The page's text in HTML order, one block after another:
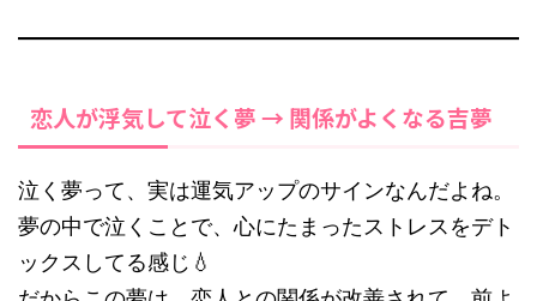
恋人が浮気して泣く夢 → 関係がよくなる吉夢
泣く夢って、実は運気アップのサインなんだよね。
夢の中で泣くことで、心にたまったストレスをデト
ックスしてる感じ💧